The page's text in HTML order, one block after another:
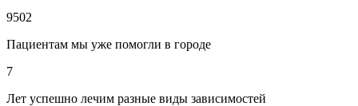
9502
Пациентам мы уже помогли в городе
7
Лет успешно лечим разные виды зависимостей